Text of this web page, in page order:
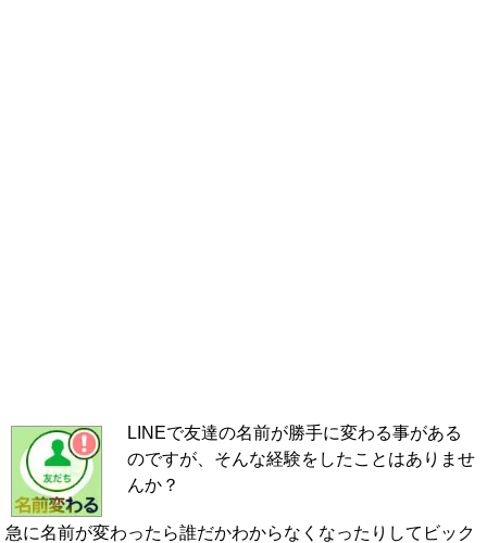
LINEで友達の名前が勝手に変わる事がある
のですが、そんな経験をしたことはありませ
んか？
急に名前が変わったら誰だかわからなくなったりしてビック